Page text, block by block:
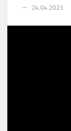
24.04.2023